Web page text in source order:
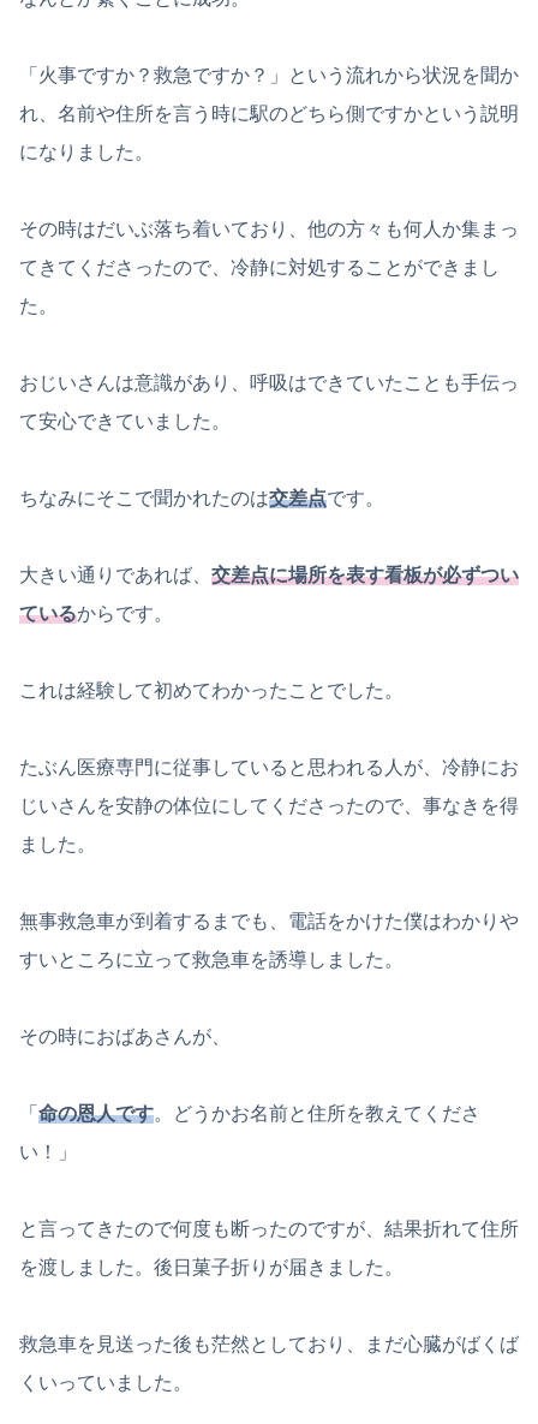
「火事ですか？救急ですか？」という流れから状況を聞か
れ、名前や住所を言う時に駅のどちら側ですかという説明
になりました。
その時はだいぶ落ち着いており、他の方々も何人か集まっ
てきてくださったので、冷静に対処することができまし
た。
おじいさんは意識があり、呼吸はできていたことも手伝っ
て安心できていました。
ちなみにそこで聞かれたのは交差点です。
大きい通りであれば、 交差点に場所を表す看板が必ずつい
ているからです。
これは経験して初めてわかったことでした。
たぶん医療専門に従事していると思われる人が、冷静にお
じいさんを安静の体位にしてくださったので、事なきを得
ました。
無事救急車が到着するまでも、電話をかけた僕はわかりや
すいところに立って救急車を誘導しました。
その時におばあさんが、
「 命の恩人です。どうかお名前と住所を教えてくださ
い！」
と言ってきたので何度も断ったのですが、結果折れて住所
を渡しました。後日菓子折りが届きました。
救急車を見送った後も茫然としており、まだ心臓がばくば
くいっていました。